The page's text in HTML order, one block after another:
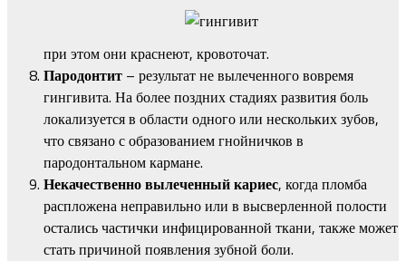
при этом они краснеют, кровоточат.
Пародонтит – результат не вылеченного вовремя
гингивита. На более поздних стадиях развития боль
локализуется в области одного или нескольких зубов,
что связано с образованием гнойничков в
пародонтальном кармане.
Некачественно вылеченный кариес, когда пломба
распложена неправильно или в высверленной полости
остались частички инфицированной ткани, также может
стать причиной появления зубной боли.